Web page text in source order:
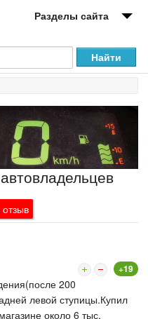
Разделы сайта
+19
200
левой ступицы.Купил
около 6 тыс.